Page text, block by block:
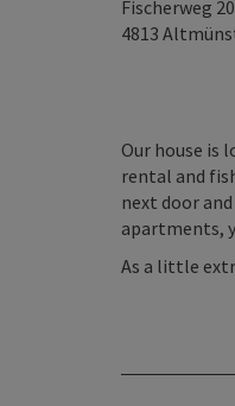
Fischerweg 20
4813
Our house is
rental and
next door
apartments,
As a little